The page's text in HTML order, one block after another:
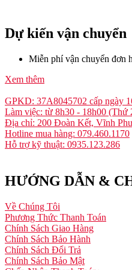
Dự kiến vận chuyển
Miễn phí vận chuyển đơn
Xem thêm
GPKD: 37A8045702 cấp ngày
Làm việc: từ 8h30 - 18h00 (Thứ
Địa chỉ: 200 Đoàn Kết, Vĩnh
Hotline mua hàng: 079.460.1170
Hỗ trợ kỹ thuật: 0935.123.286
HƯỚNG DẪN &
Về Chúng Tôi
Phương Thức Thanh Toán
Chính Sách Giao Hàng
Chính Sách Bảo Hành
Chính Sách Đổi Trả
Chính Sách Bảo Mật